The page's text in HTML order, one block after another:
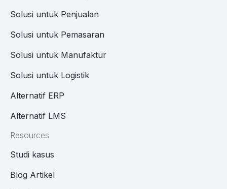
Solusi untuk Penjualan
Solusi untuk Pemasaran
Solusi untuk Manufaktur
Solusi untuk Logistik
Alternatif ERP
Alternatif LMS
Resources
Studi kasus
Blog Artikel